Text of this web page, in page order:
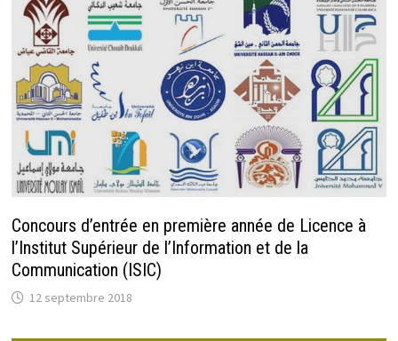
Concours d’entrée en première année de Licence à
l’Institut Supérieur de l’Information et de la
Communication (ISIC)
12 septembre 2018